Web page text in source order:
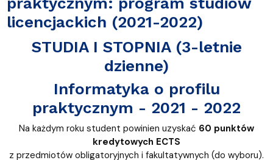
licencjackich (2021-2022)
STUDIA I STOPNIA (3-letnie
dzienne)
Informatyka o profilu
praktycznym - 2021 - 2022
Na każdym roku student powinien uzyskać 60 punktów
kredytowych ECTS
z przedmiotów obligatoryjnych i fakultatywnych (do wyboru).